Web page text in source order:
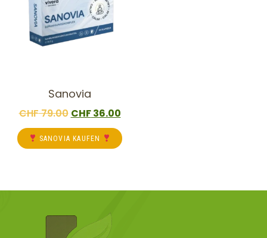
Sanovia
CHF79.00 CHF36.00
SANOVIA KAUFEN